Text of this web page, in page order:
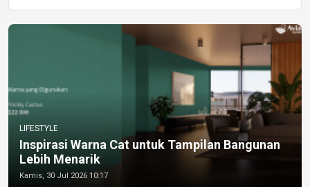
LIFESTYLE
Inspirasi Warna Cat untuk Tampilan Bangunan
Lebih Menarik
Kamis, 30 Jul 2026 10:17